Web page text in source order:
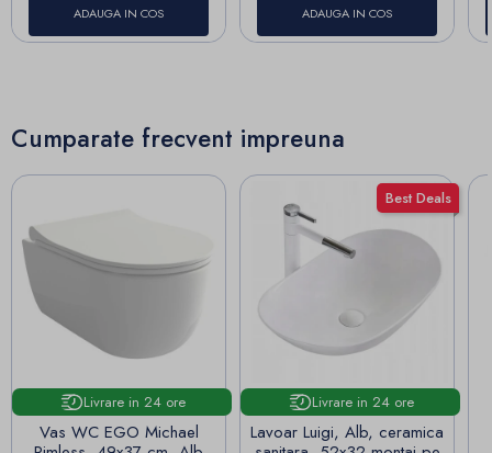
ADAUGA IN COS ADAUGA IN COS
Cumparate frecvent impreuna
Livrare in 24 ore
Vas WC EGO Michael
Best Deals
Livrare in 24 ore
Lavoar Luigi, Alb, ceramica